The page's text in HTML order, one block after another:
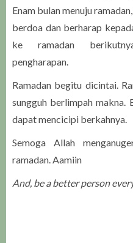
Enam bulan menuju
berdoa dan berharap
ke ramadan
pengharapan.
Ramadan begitu dicintai.
sungguh berlimpah makna.
dapat mencicipi berkahnya.
Semoga Allah
ramadan. Aamiin
And, be a better person